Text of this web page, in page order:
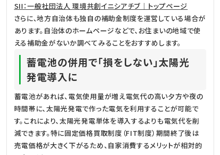
SII：一般社団法人 環境共創イニシアチブ｜トップページ
さらに、地方自治体も独自の補助金制度を運営している場合が
あります。自治体のホームページなどで、お住まいの地域で使
える補助金がないか調べてみることをおすすめします。
蓄電池の併用で「損をしない」太陽光
発電導入に
蓄電池があれば、電気使用量が増え電気代の高い夕方や夜の
時間帯に、太陽光発電で作った電気を利用することが可能で
す。これにより、太陽光発電単体を導入するよりも電気代を削
減できます。特に固定価格買取制度（FIT制度）期間終了後は
売電価格が大きく下がるため、自家消費するメリットが相対的